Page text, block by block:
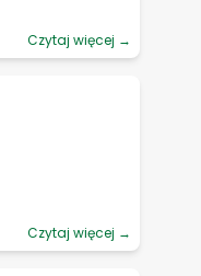
Czytaj więcej →
Czytaj więcej →